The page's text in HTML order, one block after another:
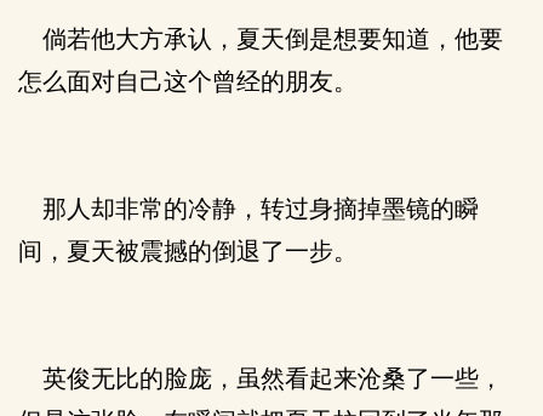
倘若他大方承认，夏天倒是想要知道，他要
怎么面对自己这个曾经的朋友。
那人却非常的冷静，转过身摘掉墨镜的瞬
间，夏天被震撼的倒退了一步。
英俊无比的脸庞，虽然看起来沧桑了一些，